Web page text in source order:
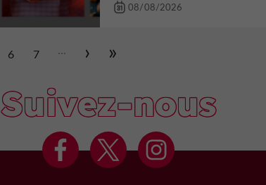
08/08/2026
6 7 ...
Suivez-nous